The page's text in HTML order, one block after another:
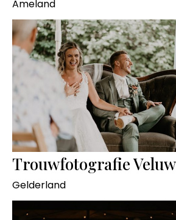
Ameland
Trouwfotografie
Gelderland